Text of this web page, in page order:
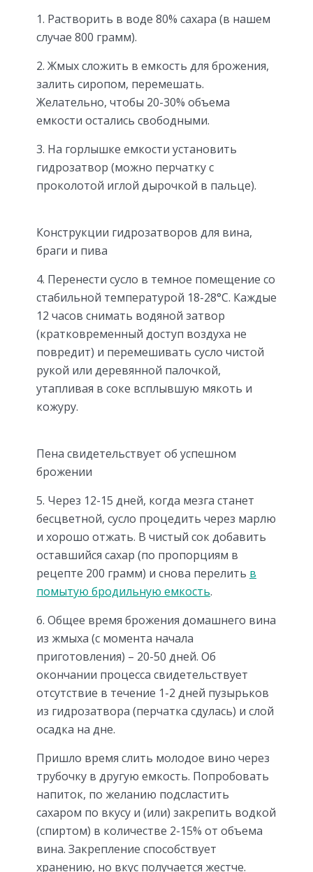
1. Растворить в воде 80% сахара (в нашем
случае 800 грамм).
2. Жмых сложить в емкость для брожения,
залить сиропом, перемешать.
Желательно, чтобы 20-30% объема
емкости остались свободными.
3. На горлышке емкости установить
гидрозатвор (можно перчатку с
проколотой иглой дырочкой в пальце).
Конструкции гидрозатворов для вина,
браги и пива
4. Перенести сусло в темное помещение со
стабильной температурой 18-28°C. Каждые
12 часов снимать водяной затвор
(кратковременный доступ воздуха не
повредит) и перемешивать сусло чистой
рукой или деревянной палочкой,
утапливая в соке всплывшую мякоть и
кожуру.
Пена свидетельствует об успешном
брожении
5. Через 12-15 дней, когда мезга станет
бесцветной, сусло процедить через марлю
и хорошо отжать. В чистый сок добавить
оставшийся сахар (по пропорциям в
рецепте 200 грамм) и снова перелить в
помытую бродильную емкость.
6. Общее время брожения домашнего вина
из жмыха (с момента начала
приготовления) – 20-50 дней. Об
окончании процесса свидетельствует
отсутствие в течение 1-2 дней пузырьков
из гидрозатвора (перчатка сдулась) и слой
осадка на дне.
Пришло время слить молодое вино через
трубочку в другую емкость. Попробовать
напиток, по желанию подсластить
сахаром по вкусу и (или) закрепить водкой
(спиртом) в количестве 2-15% от объема
вина. Закрепление способствует
хранению, но вкус получается жестче.